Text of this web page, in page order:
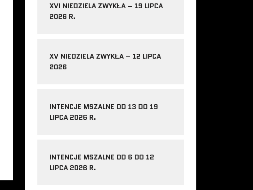
XVI NIEDZIELA ZWYKŁA – 19 LIPCA
2026 R.
XV NIEDZIELA ZWYKŁA – 12 LIPCA
2026
INTENCJE MSZALNE OD 13 DO 19
LIPCA 2026 R.
INTENCJE MSZALNE OD 6 DO 12
LIPCA 2026 R.